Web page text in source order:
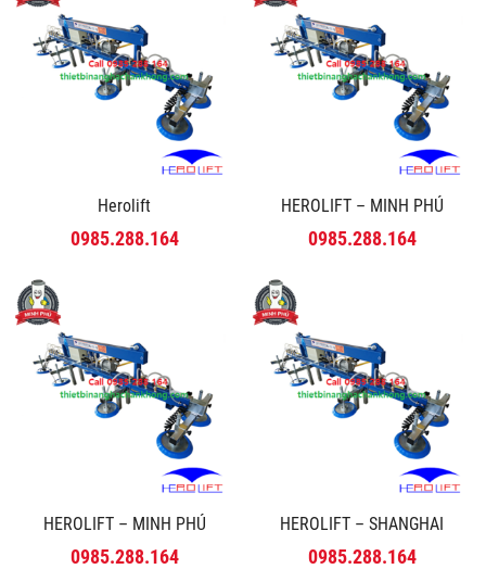
Herolift
0985.288.164
HEROLIFT – MINH PHÚ
0985.288.164
HEROLIFT – MINH PHÚ
0985.288.164
HEROLIFT – SHANGHAI
0985.288.164